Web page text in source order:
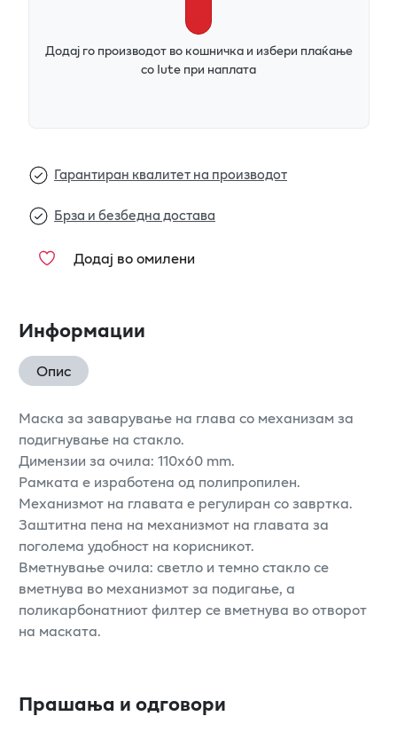
Додај го производот во кошничка и избери плаќање
со Iute при наплата
Гарантиран квалитет на производот
Брза и безбедна достава
Додај во омилени
Информации
Опис
Маска за заварување на глава со механизам за
подигнување на стакло.
Димензии за очила: 110x60 mm.
Рамката е изработена од полипропилен.
Механизмот на главата е регулиран со завртка.
Заштитна пена на механизмот на главата за
поголема удобност на корисникот.
Вметнување очила: светло и темно стакло се
вметнува во механизмот за подигање, а
поликарбонатниот филтер се вметнува во отворот
на маската.
Прашања и одговори